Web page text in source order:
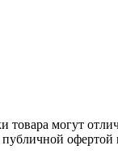
товара могут
публичной